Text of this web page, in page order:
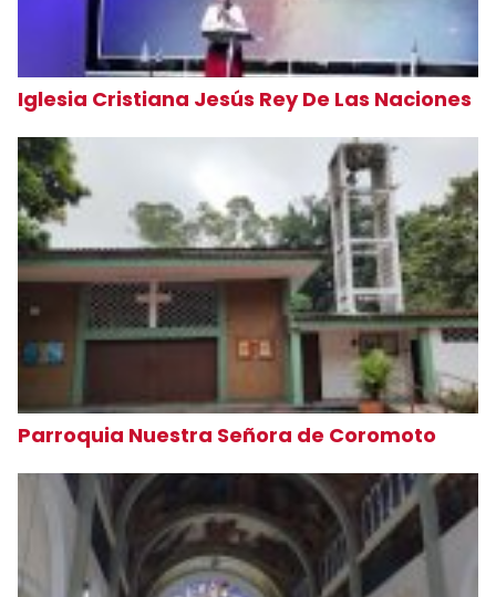
Iglesia Cristiana Jesús Rey De Las Naciones
Parroquia Nuestra Señora de Coromoto